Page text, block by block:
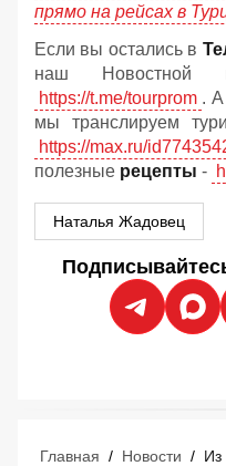
прямо на рейсах в
Если вы остались в
наш Новостной
https://t.me/tourprom .
мы транслируем
https://max.ru/
полезные рецепты -
Наталья Жадовец
Главная / Новости /